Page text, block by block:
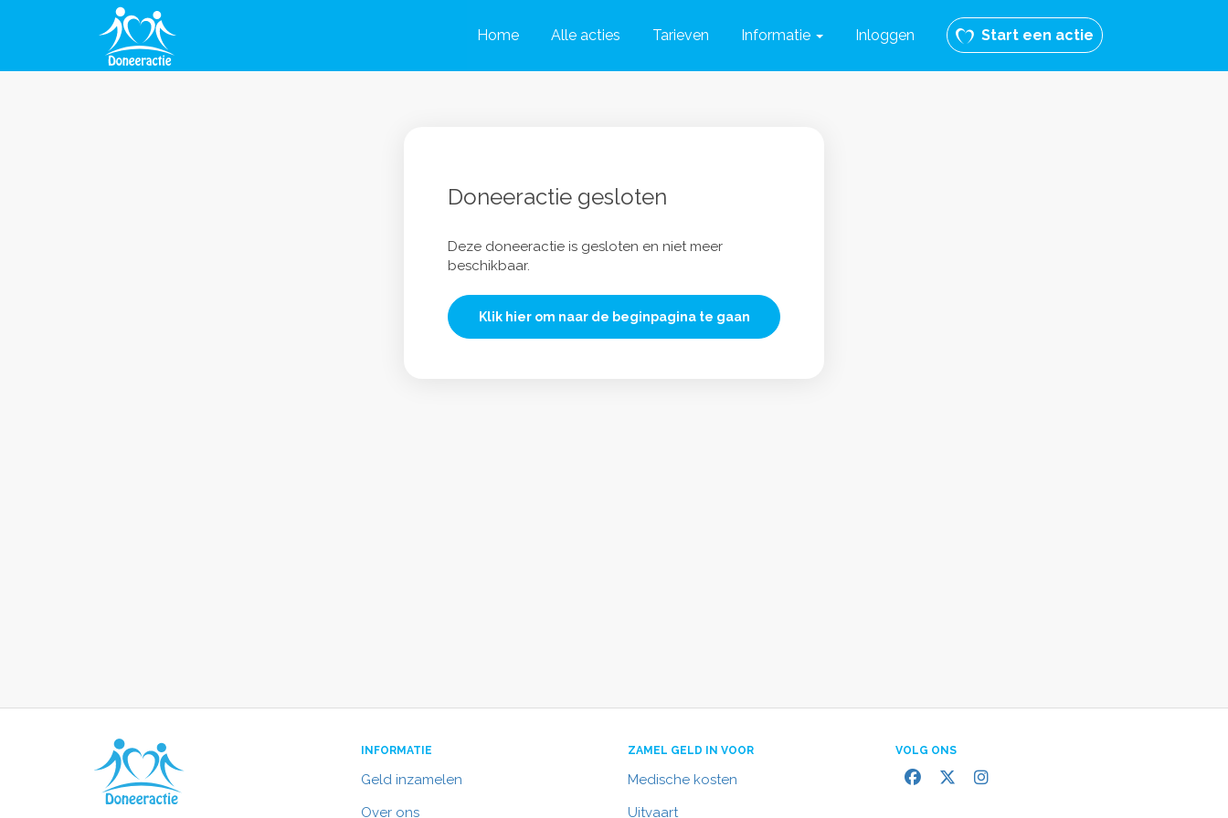
Home Alle acties Tarieven Informatie Inloggen Start een actie
Doneeractie gesloten
Deze doneeractie is gesloten en niet meer
beschikbaar.
Klik hier om naar de beginpagina te gaan
INFORMATIE
Geld inzamelen
Over ons
ZAMEL GELD IN VOOR
Medische kosten
Uitvaart
VOLG ONS